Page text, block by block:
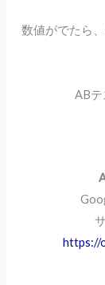
数値がでたら
AB
https://